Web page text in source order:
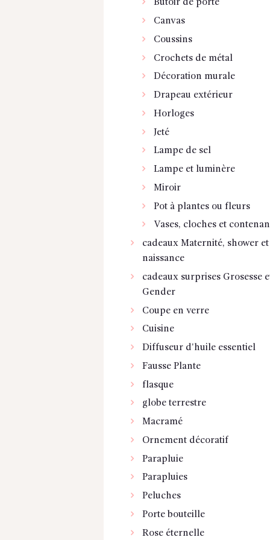
Butoir de porte
Canvas
Coussins
Crochets de métal
Décoration murale
Drapeau extérieur
Horloges
Jeté
Lampe de sel
Lampe et luminère
Miroir
Pot à plantes ou fleurs
Vases, cloches et
cadeaux Maternité, shower et
naissance
cadeaux surprises Grosesse
Gender
Coupe en verre
Cuisine
Diffuseur d'huile essentiel
Fausse Plante
flasque
globe terrestre
Macramé
Ornement décoratif
Parapluie
Parapluies
Peluches
Porte bouteille
Rose éternelle